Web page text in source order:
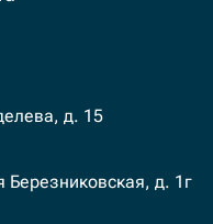
д. 15
Березниковская, д. 1г